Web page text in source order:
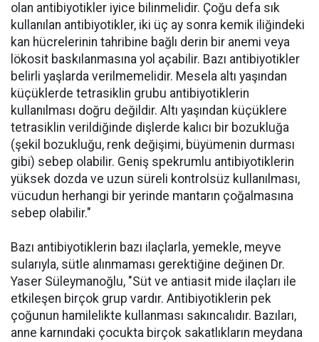
olan antibiyotikler iyice bilinmelidir. Çoğu defa sık
kullanılan antibiyotikler, iki üç ay sonra kemik iliğindeki
kan hücrelerinin tahribine bağlı derin bir anemi veya
lökosit baskılanmasına yol açabilir. Bazı antibiyotikler
belirli yaşlarda verilmemelidir. Mesela altı yaşından
küçüklerde tetrasiklin grubu antibiyotiklerin
kullanılması doğru değildir. Altı yaşından küçüklere
tetrasiklin verildiğinde dişlerde kalıcı bir bozukluğa
(şekil bozukluğu, renk değişimi, büyümenin durması
gibi) sebep olabilir. Geniş spekrumlu antibiyotiklerin
yüksek dozda ve uzun süreli kontrolsüz kullanılması,
vücudun herhangi bir yerinde mantarın çoğalmasına
sebep olabilir."
Bazı antibiyotiklerin bazı ilaçlarla, yemekle, meyve
sularıyla, sütle alınmaması gerektiğine değinen Dr.
Yaser Süleymanoğlu, "Süt ve antiasit mide ilaçları ile
etkileşen birçok grup vardır. Antibiyotiklerin pek
çoğunun hamilelikte kullanması sakıncalıdır. Bazıları,
anne karnındaki çocukta birçok sakatlıkların meydana